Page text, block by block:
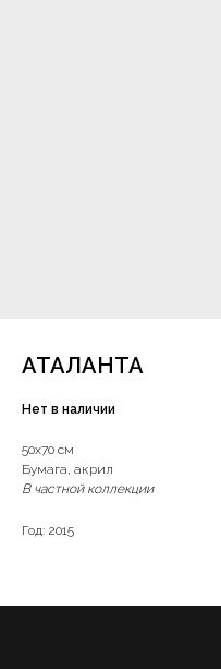
АТАЛАНТА
Нет в наличии
50х70 см
Бумага, акрил
В частной коллекции
Год: 2015